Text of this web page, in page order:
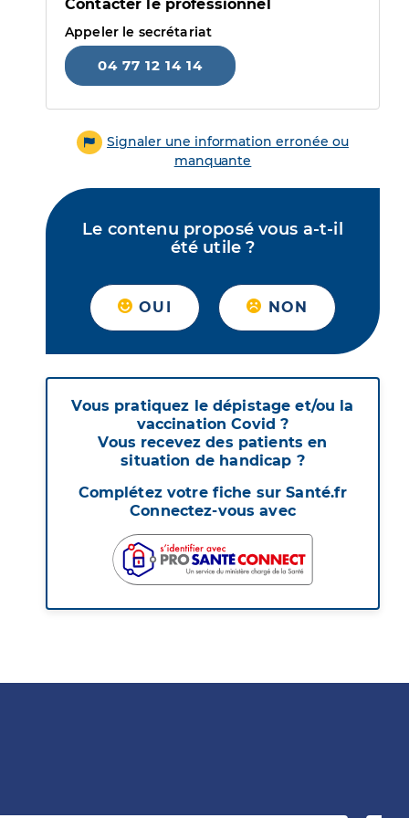
Contacter le professionnel
Appeler le secrétariat
04 77 12 14 14
Signaler une information erronée ou
manquante
Le contenu proposé vous a-t-il
été utile ?
OUI NON
Vous pratiquez le dépistage et/ou la
vaccination Covid ?
Vous recevez des patients en
situation de handicap ?
Complétez votre fiche sur Santé.fr
Connectez-vous avec